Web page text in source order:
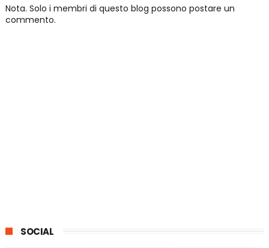
Nota. Solo i membri di questo blog possono postare un
commento.
SOCIAL